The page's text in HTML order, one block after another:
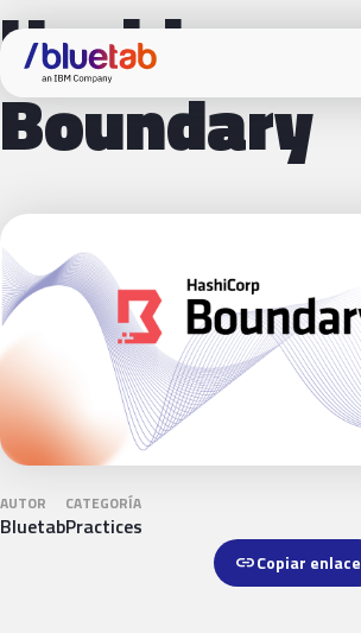
Hashicorp
Boundary
AUTOR
Bluetab
CATEGORÍA
Practices
linkCopiar enlace